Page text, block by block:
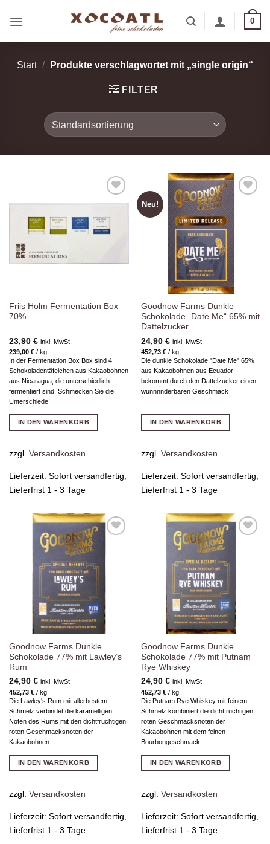
Inhalt
0
Start / Produkte verschlagwortet mit „single origin“
FILTER
Zur
hinzufügen
Friis Holm Fermentation Box
70%
23,90 € inkl. MwSt.
239,00 €/ kg
In der Fermentation Box Box sind 4
Schokoladentäfelchen aus Kakaobohnen
aus Nicaragua, die unterschiedlich
fermentiert sind. Schmecken Sie die
Unterschiede!
IN DEN WARENKORB
zzgl. Versandkosten
Lieferzeit: Sofort versandfertig,
Lieferfrist 1 - 3 Tage
Neu!
Zur
Wunschliste
hinzufügen
Goodnow Farms Dunkle
Schokolade „Date Me“ 65% mit
Dattelzucker
24,90 € inkl. MwSt.
452,73 €/ kg
Die dunkle Schokolade "Date Me" 65%
aus Kakaobohnen aus Ecuador
bekommt durch den Dattelzucker einen
wunnnnderbaren Geschmack
IN DEN WARENKORB
zzgl. Versandkosten
Lieferzeit: Sofort versandfertig,
Lieferfrist 1 - 3 Tage
Wunschliste
hinzufügen
Goodnow Farms Dunkle
Schokolade 77% mit Lawley’s
Rum
24,90 € inkl. MwSt.
452,73 €/ kg
Die Lawley's Rum mit allerbestem
Schmelz verbindet die karamelligen
Noten des Rums mit den dichtfruchtigen,
roten Geschmacksnoten der
Kakaobohnen
IN DEN WARENKORB
zzgl. Versandkosten
Lieferzeit: Sofort versandfertig,
Lieferfrist 1 - 3 Tage
Wunschliste
hinzufügen
Goodnow Farms Dunkle
Schokolade 77% mit Putnam
Rye Whiskey
24,90 € inkl. MwSt.
452,73 €/ kg
Die Putnam Rye Whiskey mit feinem
Schmelz kombiniert die dichtfruchtigen,
roten Geschmacksnoten der
Kakaobohnen mit dem feinen
Bourbongeschmack
IN DEN WARENKORB
zzgl. Versandkosten
Lieferzeit: Sofort versandfertig,
Lieferfrist 1 - 3 Tage